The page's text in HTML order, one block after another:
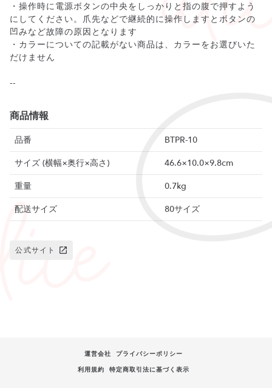
・操作時に電源ボタンの中央をしっかりと指の腹で押すよう
にしてください。爪先などで継続的に操作しますとボタンの
凹みなど故障の原因となります
・カラーについての記載がない商品は、カラーをお選びいた
だけません
商品情報
品番
BTPR-10
サイズ (横幅×奥行×高さ)
46.6×10.0×9.8cm
重量
0.7kg
配送サイズ
80サイズ
公式サイト
運営会社
プライバシーポリシー
利用規約
特定商取引法に基づく表示